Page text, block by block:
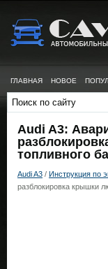
ГЛАВНАЯ НОВОЕ
Audi A3:
топливного
Audi A3 / Инструкция по
разблокировка крышки